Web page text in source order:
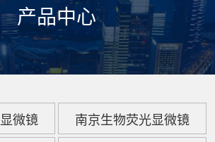
产品中心
微镜
南京生物荧光显微镜